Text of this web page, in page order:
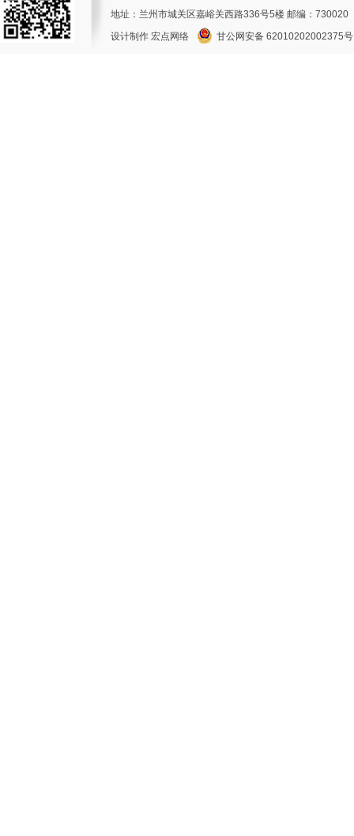
地址：兰州市城关区嘉峪关西路336号5楼 邮编：730020
设计制作 宏点网络 甘公网安备 62010202002375号